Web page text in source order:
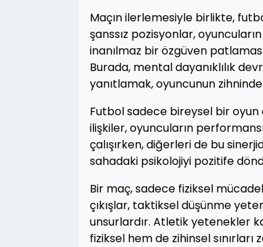
Maçın ilerlemesiyle birlikte,
şanssız pozisyonlar,
inanılmaz bir özgüven
Burada, mental dayanıklılık
yanıtlamak, oyuncunun zihninde
Futbol sadece bireysel bir oyun
ilişkiler, oyuncuların
çalışırken, diğerleri de bu
sahadaki psikolojiyi pozitife
Bir maç, sadece fiziksel
çıkışlar, taktiksel düşünme
unsurlardır. Atletik yetenekler
fiziksel hem de zihinsel